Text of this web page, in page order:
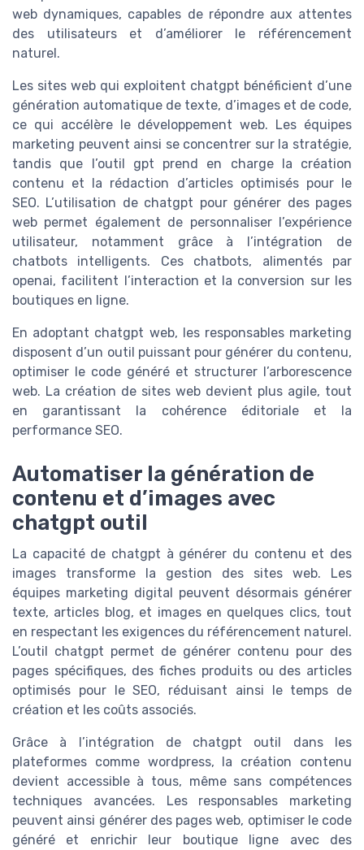
web dynamiques, capables de répondre aux attentes
des utilisateurs et d’améliorer le référencement
naturel.
Les sites web qui exploitent chatgpt bénéficient d’une
génération automatique de texte, d’images et de code,
ce qui accélère le développement web. Les équipes
marketing peuvent ainsi se concentrer sur la stratégie,
tandis que l’outil gpt prend en charge la création
contenu et la rédaction d’articles optimisés pour le
SEO. L’utilisation de chatgpt pour générer des pages
web permet également de personnaliser l’expérience
utilisateur, notamment grâce à l’intégration de
chatbots intelligents. Ces chatbots, alimentés par
openai, facilitent l’interaction et la conversion sur les
boutiques en ligne.
En adoptant chatgpt web, les responsables marketing
disposent d’un outil puissant pour générer du contenu,
optimiser le code généré et structurer l’arborescence
web. La création de sites web devient plus agile, tout
en garantissant la cohérence éditoriale et la
performance SEO.
Automatiser la génération de
contenu et d’images avec
chatgpt outil
La capacité de chatgpt à générer du contenu et des
images transforme la gestion des sites web. Les
équipes marketing digital peuvent désormais générer
texte, articles blog, et images en quelques clics, tout
en respectant les exigences du référencement naturel.
L’outil chatgpt permet de générer contenu pour des
pages spécifiques, des fiches produits ou des articles
optimisés pour le SEO, réduisant ainsi le temps de
création et les coûts associés.
Grâce à l’intégration de chatgpt outil dans les
plateformes comme wordpress, la création contenu
devient accessible à tous, même sans compétences
techniques avancées. Les responsables marketing
peuvent ainsi générer des pages web, optimiser le code
généré et enrichir leur boutique ligne avec des